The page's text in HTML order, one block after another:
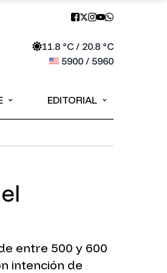
11.8°C / 20.8°C
5900/ 5960
⌄ EDITORIAL ⌄
entre 500 y 600
intención de